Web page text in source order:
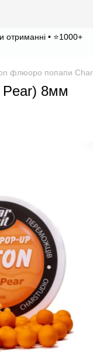
отриманні • ⭐1000+
флюоро попапи
Pear) 8мм